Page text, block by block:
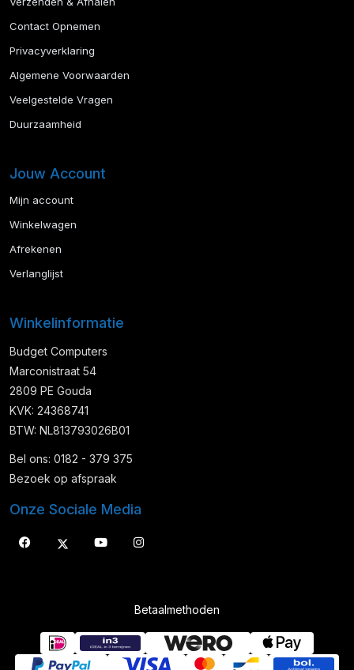
Contact Opnemen
Privacyverklaring
Algemene Voorwaarden
Veelgestelde Vragen
Duurzaamheid
Jouw Account
Mijn account
Winkelwagen
Afrekenen
Verlanglijst
Winkelinformatie
Budget Computers
Marconistraat 54
2809 PE Gouda
KVK: 24368741
BTW: NL813793026B01
Bel ons: 0182 - 379 375
Bezoek op afspraak
Onze Sociale Media
Betaalmethoden